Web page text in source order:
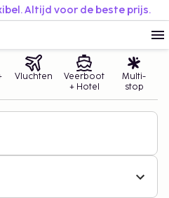
Altijd voor de beste prijs.
Vluchten
Veerboot
+ Hotel
Multi-
stop